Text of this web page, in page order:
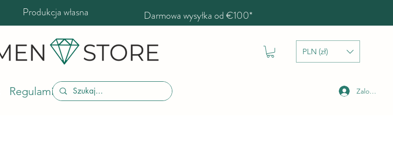
Produkcja własna Darmowa wysyłka od €100*
PLN (zł)
Regulamin sklepu Zaloguj się